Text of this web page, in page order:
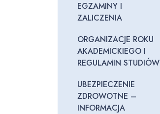
EGZAMINY I
ZALICZENIA
ORGANIZACJE ROKU
AKADEMICKIEGO I
REGULAMIN STUDIÓW
UBEZPIECZENIE
ZDROWOTNE –
INFORMACJA